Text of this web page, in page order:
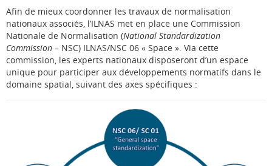
Afin de mieux coordonner les travaux de normalisation
nationaux associés, l’ILNAS met en place une Commission
Nationale de Normalisation (National Standardization
Commission – NSC) ILNAS/NSC 06 « Space ». Via cette
commission, les experts nationaux disposeront d’un espace
unique pour participer aux développements normatifs dans le
domaine spatial, suivant des axes spécifiques :